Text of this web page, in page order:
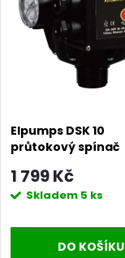
Elpumps DSK 10
průtokový spínač
1 799 Kč
Skladem 5 ks
DO KOŠÍKU